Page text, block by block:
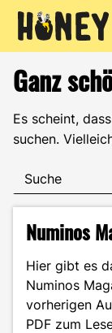
Inhalt
springen
Ganz
Es scheint,
suchen.
Numinos
Hier gibt es
Numinos
vorherigen
PDF zum